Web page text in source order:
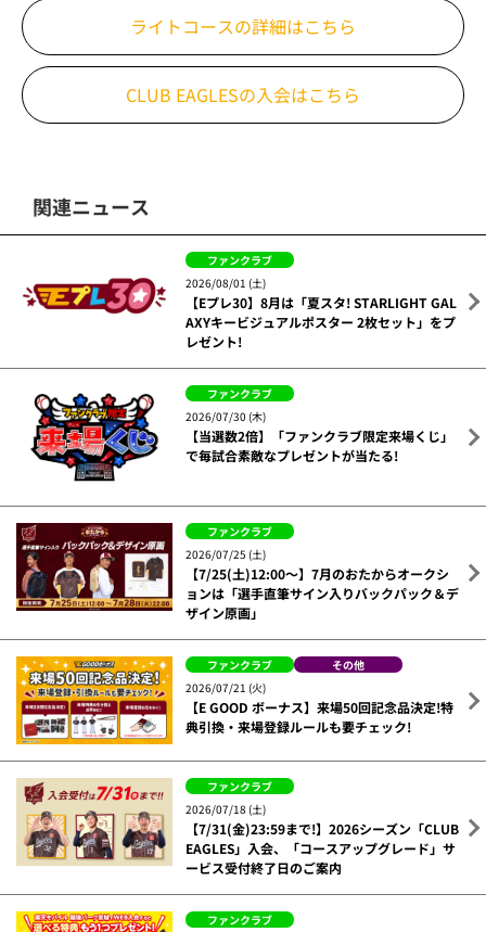
ライトコースの詳細はこちら
CLUB EAGLESの入会はこちら
関連ニュース
ファンクラブ
2026/08/01 (土)
【Eプレ30】8月は「夏スタ! STARLIGHT GAL
AXYキービジュアルポスター 2枚セット」をプ
レゼント!
ファンクラブ
2026/07/30 (木)
【当選数2倍】「ファンクラブ限定来場くじ」
で毎試合素敵なプレゼントが当たる!
ファンクラブ
2026/07/25 (土)
【7/25(土)12:00～】7月のおたからオークシ
ョンは「選手直筆サイン入りバックパック＆デ
ザイン原画」
ファンクラブ
その他
2026/07/21 (火)
【E GOOD ボーナス】来場50回記念品決定!特
典引換・来場登録ルールも要チェック!
ファンクラブ
2026/07/18 (土)
【7/31(金)23:59まで!】2026シーズン「CLUB
EAGLES」入会、「コースアップグレード」サ
ービス受付終了日のご案内
ファンクラブ